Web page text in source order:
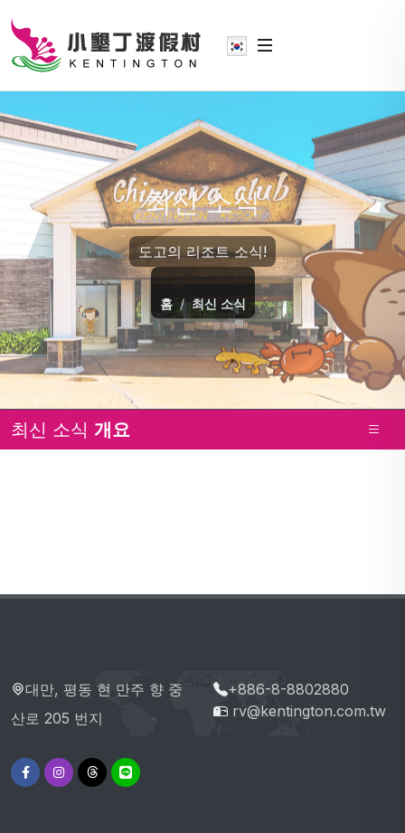
최신 소식
도고의 리조트 소식!
홈 최신 소식
최신 소식 개요
대만, 평동 현 만주 향 중
산로 205 번지
+886-8-8802880
rv@kentington.com.tw